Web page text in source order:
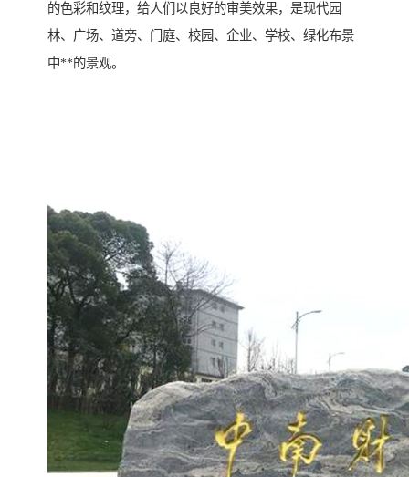
的色彩和纹理，给人们以良好的审美效果，是现代园
林、广场、道旁、门庭、校园、企业、学校、绿化布景
中**的景观。